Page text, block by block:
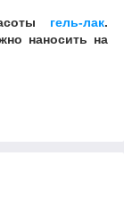
гель-лак.
наносить на